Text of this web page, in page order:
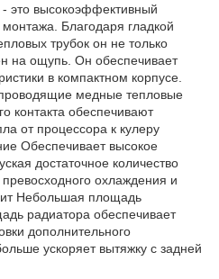
это высокоэффективный
Благодаря гладкой
трубок он не только
на ощупь. Он обеспечивает
в компактном корпусе.
медные тепловые
контакта обеспечивают
от процессора к кулеру
Обеспечивает высокое
достаточное количество
охлаждения и
Небольшая площадь
радиатора обеспечивает
дополнительного
ускоряет вытяжку с задней